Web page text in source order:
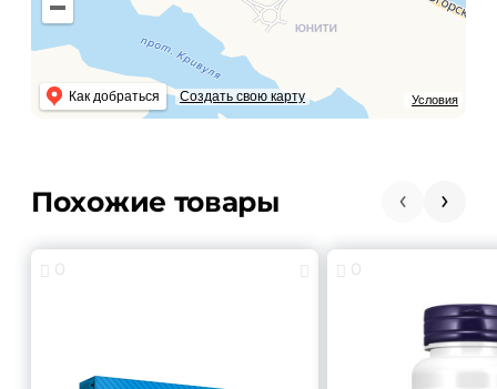
Условия
Как добраться Создать свою карту
Похожие товары
0 0